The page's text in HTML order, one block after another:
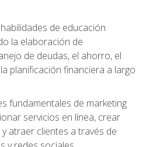
de educación
la elaboración de
de deudas, el ahorro, el
planificación financiera a largo
fundamentales de marketing
servicios en línea, crear
atraer clientes a través de